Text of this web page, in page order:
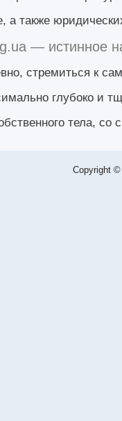
а также
— истинное
стремиться к
глубоко и
тела, со
Copyright ©